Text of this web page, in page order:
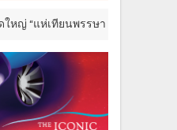
นพรรษา–ผ้าป่าซาเล้งปลอดเหล้าเ